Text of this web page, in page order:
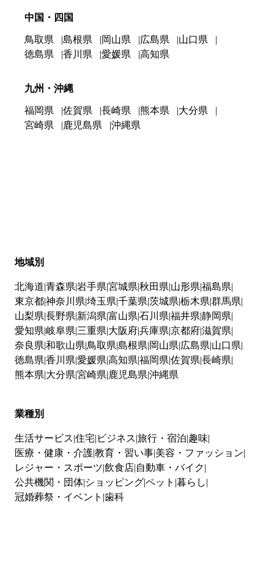
中国・四国
鳥取県 島根県 岡山県 広島県
山口県
徳島県
香川県 愛媛県 高知県
九州・沖縄
福岡県 佐賀県 長崎県 熊本県
大分県
宮崎県
鹿児島県 沖縄県
地域別
北海道 青森県 岩手県 宮城県 秋田県 山形県 福島県
東京都神奈川県 埼玉県 千葉県 茨城県 栃木県 群馬県
山梨県 長野県 新潟県 富山県 石川県 福井県 静岡県
愛知県 岐阜県 三重県 大阪府兵庫県 京都府滋賀県
奈良県 和歌山県 鳥取県 島根県 岡山県 広島県 山口県
徳島県 香川県 愛媛県 高知県 福岡県 佐賀県 長崎県
熊本県 大分県 宮崎県 鹿児島県 沖縄県
業種別
生活サービス 住宅 ビジネス 旅行・宿泊 趣味
医療・健康・介護教育・習い事 美容・ファッション
レジャー・スポーツ 飲食店 自動車・バイク
公共機関・団体 ショッピングペット 暮らし
冠婚葬祭・イベント 歯科